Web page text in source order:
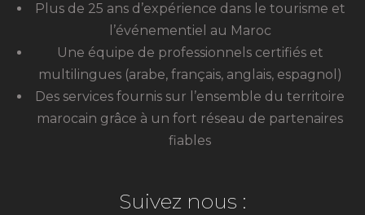
Plus de 25 ans d’expérience dans le tourisme et
l’événementiel au Maroc
Une équipe de professionnels certifiés et
multilingues (arabe, français, anglais, espagnol)
Des services fournis sur l’ensemble du territoire
marocain grâce à un fort réseau de partenaires
fiables
Suivez nous :